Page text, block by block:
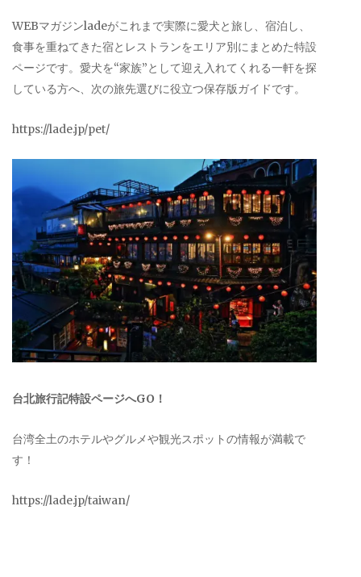
WEBマガジンladeがこれまで実際に愛犬と旅し、宿泊し、
食事を重ねてきた宿とレストランをエリア別にまとめた特設
ページです。愛犬を“家族”として迎え入れてくれる一軒を探
している方へ、次の旅先選びに役立つ保存版ガイドです。
https://lade.jp/pet/
台北旅行記特設ページへGO！
台湾全土のホテルやグルメや観光スポットの情報が満載で
す！
https://lade.jp/taiwan/